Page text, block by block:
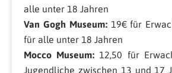
alle unter 18 Jahren
Van Gogh Museum:19€ für
für alle unter 18 Jahren
Mocco Museum: 12,50 für
Jugendliche zwischen 13 und 17